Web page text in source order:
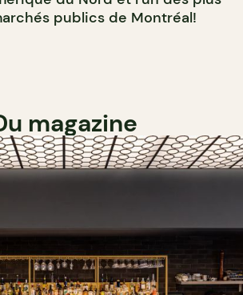
publics de Montréal!
magazine